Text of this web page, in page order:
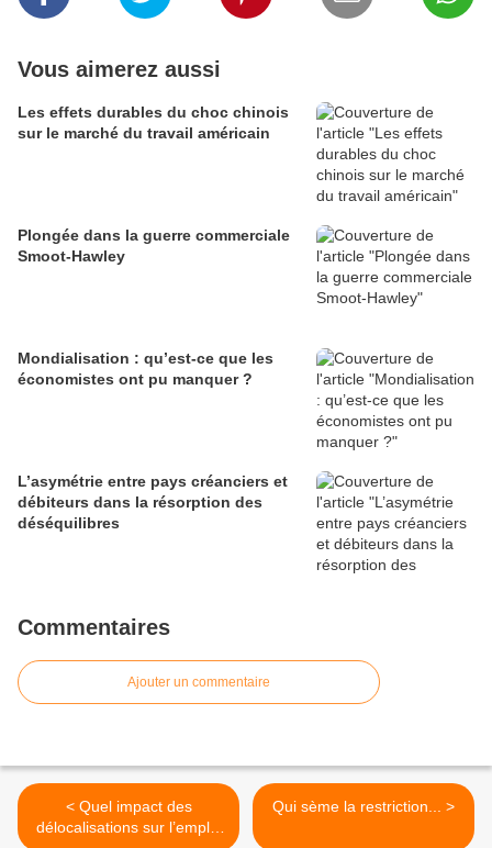
Vous aimerez aussi
Les effets durables du choc chinois
sur le marché du travail américain
Plongée dans la guerre commerciale
Smoot-Hawley
Mondialisation : qu’est-ce que les
économistes ont pu manquer ?
L’asymétrie entre pays créanciers et
débiteurs dans la résorption des
déséquilibres
Commentaires
Ajouter un commentaire
< Quel impact des
délocalisations sur l’emploi
Qui sème la restriction... >